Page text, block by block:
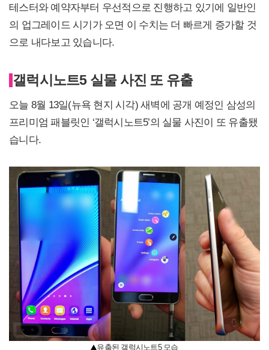
테스터와 예약자부터 우선적으로 진행하고 있기에 일반인
의 업그레이드 시기가 오면 이 수치는 더 빠르게 증가할 것
으로 내다보고 있습니다.
갤럭시노트5 실물 사진 또 유출
오늘 8월 13일(뉴욕 현지 시각) 새벽에 공개 예정인 삼성의
프리미엄 패블릿인 ‘갤럭시노트5’의 실물 사진이 또 유출됐
습니다.
유출된 갤럭시노트5 모습